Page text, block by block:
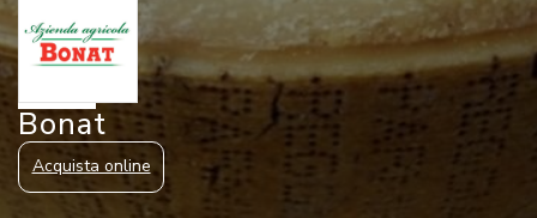
Bonat
Acquista online